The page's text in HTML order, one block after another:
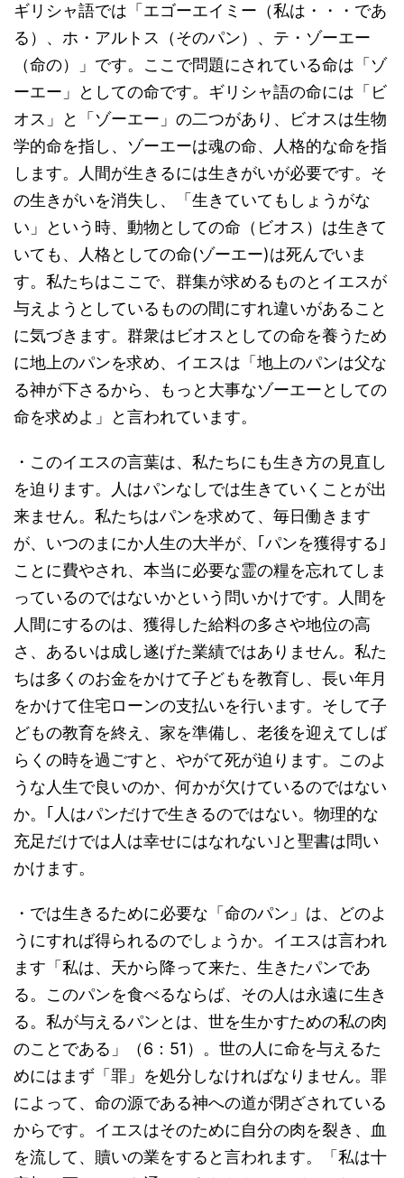
ギリシャ語では「エゴーエイミー（私は・・・であ
る）、ホ・アルトス（そのパン）、テ・ゾーエー
（命の）」です。ここで問題にされている命は「ゾ
ーエー」としての命です。ギリシャ語の命には「ビ
オス」と「ゾーエー」の二つがあり、ビオスは生物
学的命を指し、ゾーエーは魂の命、人格的な命を指
します。人間が生きるには生きがいが必要です。そ
の生きがいを消失し、「生きていてもしょうがな
い」という時、動物としての命（ビオス）は生きて
いても、人格としての命(ゾーエー)は死んでいま
す。私たちはここで、群集が求めるものとイエスが
与えようとしているものの間にすれ違いがあること
に気づきます。群衆はビオスとしての命を養うため
に地上のパンを求め、イエスは「地上のパンは父な
る神が下さるから、もっと大事なゾーエーとしての
命を求めよ」と言われています。
・このイエスの言葉は、私たちにも生き方の見直し
を迫ります。人はパンなしでは生きていくことが出
来ません。私たちはパンを求めて、毎日働きます
が、いつのまにか人生の大半が、｢パンを獲得する｣
ことに費やされ、本当に必要な霊の糧を忘れてしま
っているのではないかという問いかけです。人間を
人間にするのは、獲得した給料の多さや地位の高
さ、あるいは成し遂げた業績ではありません。私た
ちは多くのお金をかけて子どもを教育し、長い年月
をかけて住宅ローンの支払いを行います。そして子
どもの教育を終え、家を準備し、老後を迎えてしば
らくの時を過ごすと、やがて死が迫ります。このよ
うな人生で良いのか、何かが欠けているのではない
か。｢人はパンだけで生きるのではない。物理的な
充足だけでは人は幸せにはなれない｣と聖書は問い
かけます。
・では生きるために必要な「命のパン」は、どのよ
うにすれば得られるのでしょうか。イエスは言われ
ます「私は、天から降って来た、生きたパンであ
る。このパンを食べるならば、その人は永遠に生き
る。私が与えるパンとは、世を生かすための私の肉
のことである」（6：51）。世の人に命を与えるた
めにはまず「罪」を処分しなければなりません。罪
によって、命の源である神への道が閉ざされている
からです。イエスはそのために自分の肉を裂き、血
を流して、贖いの業をすると言われます。「私は十